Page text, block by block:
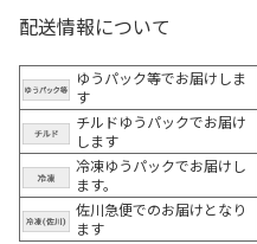
配送情報について
ゆうパック等でお届けしま
す
チルドゆうパックでお届け
します
冷凍ゆうパックでお届けし
ます。
佐川急便でのお届けとなり
ます